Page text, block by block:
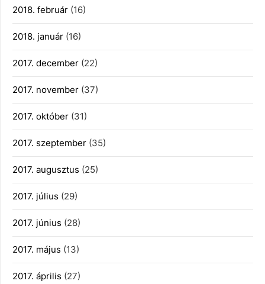
2018. február (16)
2018. január (16)
2017. december (22)
2017. november (37)
2017. október (31)
2017. szeptember (35)
2017. augusztus (25)
2017. július (29)
2017. június (28)
2017. május (13)
2017. április (27)